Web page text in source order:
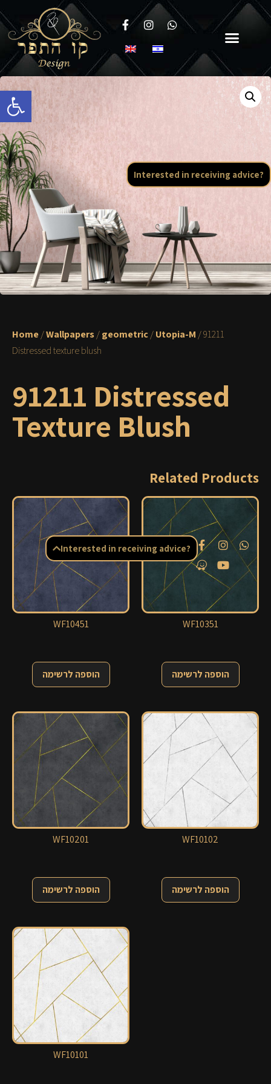
Open toolbar
Home/Wallpapers/geometric/Utopia-M / 91211
Distressed texture blush
91211 Distressed
Texture Blush
Related Products
WF10451
הוספה לרשימה
WF10351
הוספה לרשימה
WF10201
הוספה לרשימה
WF10102
הוספה לרשימה
WF10101
Interested in receiving advice?
Interested in receiving advice?